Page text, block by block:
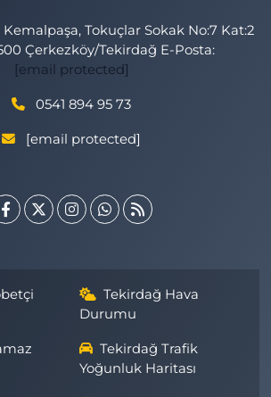
Tokuçlar Sokak No:7 Kat:2
Çerkezköy/Tekirdağ E-Posta:
[email protected]
0541 894 95 73
[email protected]
Tekirdağ Hava
Durumu
Tekirdağ Trafik
Yoğunluk Haritası